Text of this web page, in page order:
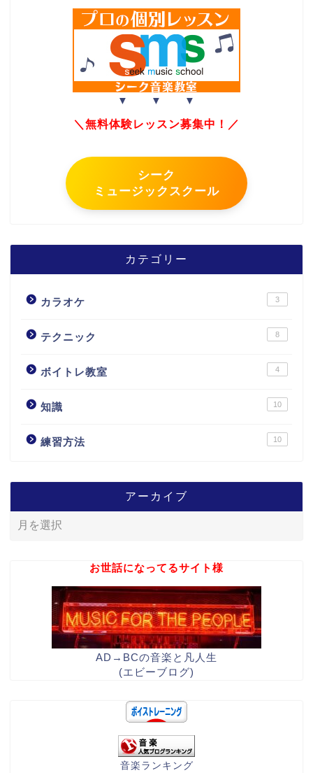
▼ ▼ ▼
＼無料体験レッスン募集中！／
シーク
ミュージックスクール
カテゴリー
カラオケ 3
テクニック 8
ボイトレ教室 4
知識 10
練習方法 10
アーカイブ
お世話になってるサイト様
AD→BCの音楽と凡人生
(エビーブログ)
音楽ランキング